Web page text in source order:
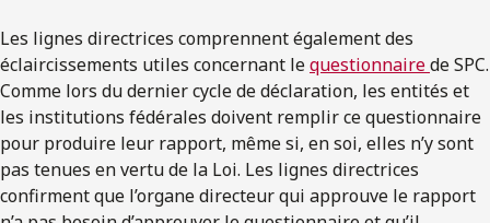
Les lignes directrices comprennent également des
éclaircissements utiles concernant lequestionnairede SPC.
Comme lors du dernier cycle de déclaration, les entités et
les institutions fédérales doivent remplir ce questionnaire
pour produire leur rapport, même si, en soi, elles n’y sont
pas tenues en vertu de la Loi. Les lignes directrices
confirment que l’organe directeur qui approuve le rapport